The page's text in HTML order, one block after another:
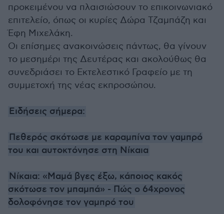
προκειμένου να πλαισιώσουν το επικοινωνιακό
επιτελείο, όπως οι κυρίες Δώρα Τζαμπάζη και
Έφη Μιχελάκη.
Οι επίσημες ανακοινώσεις πάντως, θα γίνουν
το μεσημέρι της Δευτέρας και ακολούθως θα
συνεδριάσει το Εκτελεστικό Γραφείο με τη
συμμετοχή της νέας εκπροσώπου.
Ειδήσεις σήμερα:
Πεθερός σκότωσε με καραμπίνα τον γαμπρό
του και αυτοκτόνησε στη Νίκαια
Νίκαια: «Μαμά βγες έξω, κάποιος κακός
σκότωσε τον μπαμπά» - Πώς ο 64χρονος
δολοφόνησε τον γαμπρό του